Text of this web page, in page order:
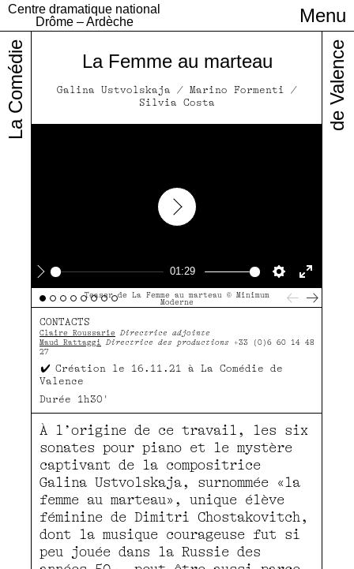
Centre dramatique national
Drôme – Ardèche
Menu
Infos pratiques
La Femme au marteau
Galina Ustvolskaja / Marino Formenti /
Silvia Costa
Play
01:29
Settings
Enter
Play
Teaser de La Femme au marteau © Minimum
Moderne
CONTACTS
Claire Roussarie
Directrice adjointe
Maud Rattaggi
Directrice des productions +33 (0)6 60 14 48
27
Création le 16.11.21 à La Comédie de
Valence
Durée 1h30'
À l’origine de ce travail, les six
sonates pour piano et le mystère
captivant de la compositrice
Galina Ustvolskaja, surnommée «la
femme au marteau», unique élève
féminine de Dimitri Chostakovitch,
dont la musique courageuse fut si
peu jouée dans la Russie des
La Comédie de Valence